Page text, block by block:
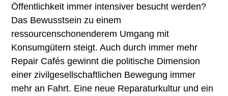
Öffentlichkeit immer intensiver besucht werden?
Das Bewusstsein zu einem
ressourcenschonenderem Umgang mit
Konsumgütern steigt. Auch durch immer mehr
Repair Cafés gewinnt die politische Dimension
einer zivilgesellschaftlichen Bewegung immer
mehr an Fahrt. Eine neue Reparaturkultur und ein